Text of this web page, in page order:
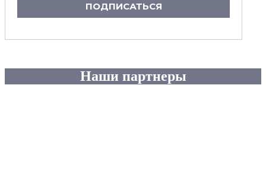
ПОДПИСАТЬСЯ
Наши партнеры